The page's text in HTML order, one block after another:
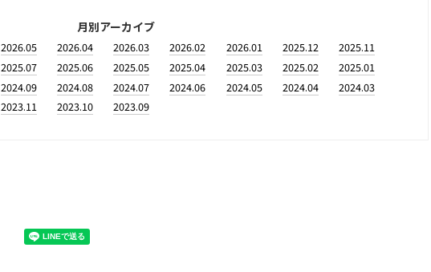
月別アーカイブ
2026.05 2026.04 2026.03 2026.02 2026.01 2025.12
2025.11
2025.07 2025.06 2025.05 2025.04 2025.03 2025.02
2025.01
2024.09 2024.08 2024.07 2024.06 2024.05 2024.04
2024.03
2023.11 2023.10 2023.09